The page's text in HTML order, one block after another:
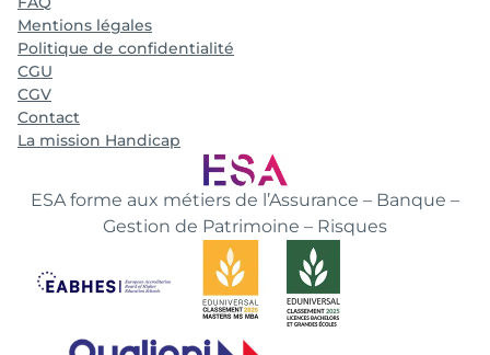
ESA forme aux métiers de l’Assurance – Banque –
Gestion de Patrimoine – Risques
Mentions légales
Politique de confidentialité
CGU
CGV
Contact
La mission Handicap